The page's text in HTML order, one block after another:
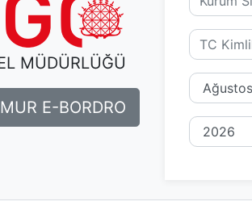
MÜDÜRLÜĞÜ
E-BORDRO